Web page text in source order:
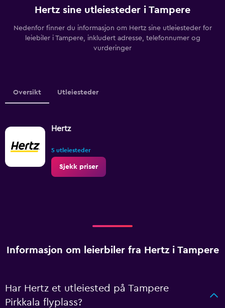
Hertz sine utleiesteder i Tampere
Nedenfor finner du informasjon om Hertz sine utleiesteder for
leiebiler i Tampere, inkludert adresse, telefonnumer og
vurderinger
Oversikt Utleiesteder
Hertz
5 utleiesteder
Sjekk priser
Informasjon om leierbiler fra Hertz i Tampere
Har Hertz et utleiested på Tampere
Pirkkala flyplass?